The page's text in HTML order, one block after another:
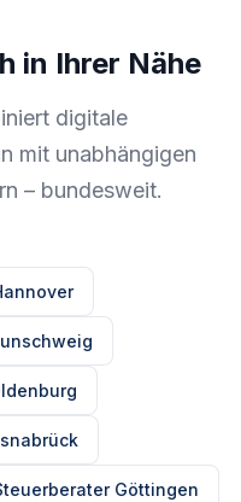
in Ihrer Nähe
digitale
mit unabhängigen
– bundesweit.
Göttingen